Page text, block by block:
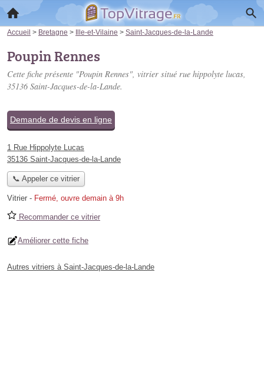
Accueil > Bretagne > Ille-et-Vilaine > Saint-Jacques-de-la-Lande
Poupin Rennes
Cette fiche présente "Poupin Rennes", vitrier situé rue hippolyte lucas,
35136 Saint-Jacques-de-la-Lande.
Demande de devis en ligne
1 Rue Hippolyte Lucas
35136 Saint-Jacques-de-la-Lande
📞 Appeler ce vitrier
Vitrier - Fermé, ouvre demain à 9h
Recommander ce vitrier
Améliorer cette fiche
Autres vitriers à Saint-Jacques-de-la-Lande